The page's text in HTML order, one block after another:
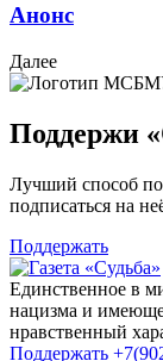
Анонс
Далее
Поддержи
Лучший способ
подписаться на
Поддержать
Единственное в
нацизма и
нравственный
Поддержать